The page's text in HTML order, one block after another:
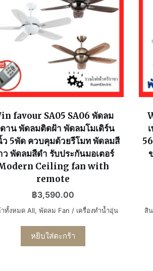
favour SA05 SA06 พัดลม
ดาน พัดลมติดฝ้า พัดลมโมเดิร์น
5พัด ควบคุมด้วยรีโมท พัดลมสี
ว พัดลมสีดำ รับประกันมอเตอร์
Ceiling fan with
remote
฿3,590.00
ทั้งหมด All,พัดลม Fan / เครื่องทำน้ำอุ่น
หยิบใส่ตะกร้า
สิ